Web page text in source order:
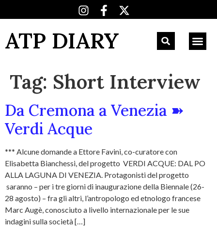
ATP DIARY
Tag: Short Interview
Da Cremona a Venezia ➽
Verdi Acque
*** Alcune domande a Ettore Favini, co-curatore con
Elisabetta Bianchessi, del progetto VERDI ACQUE: DAL PO
ALLA LAGUNA DI VENEZIA. Protagonisti del progetto
saranno – per i tre giorni di inaugurazione della Biennale (26-
28 agosto) – fra gli altri, l’antropologo ed etnologo francese
Marc Augè, conosciuto a livello internazionale per le sue
indagini sulla società […]